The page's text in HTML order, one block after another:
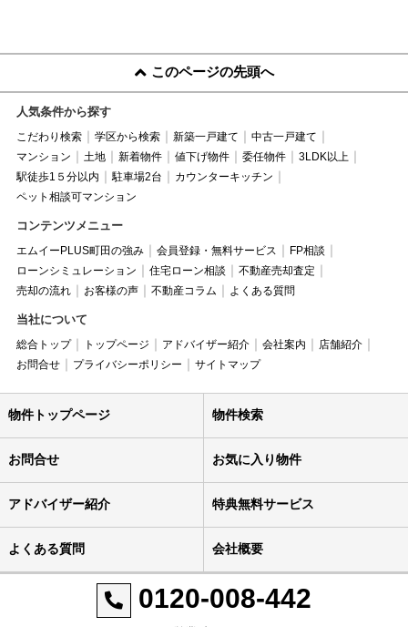
このページの先頭へ
人気条件から探す
こだわり検索 学区から検索 新築一戸建て
中古一戸建て
マンション
土地 新着物件 値下げ物件 委任物件
3LDK以上
駅徒歩1５分以内
駐車場2台
カウンターキッチン
ペット相談可マンション
コンテンツメニュー
エムイーPLUS町田の強み 会員登録・無料サービス
FP相談
ローンシミュレーション
住宅ローン相談
不動産売却査定
売却の流れ
お客様の声 不動産コラム よくある質問
当社について
総合トップ トップページ アドバイザー紹介 会社案内
店舗紹介
お問合せ
プライバシーポリシー サイトマップ
物件トップページ 物件検索
お問合せ お気に入り物件
アドバイザー紹介 特典無料サービス
よくある質問 会社概要
0120-008-442